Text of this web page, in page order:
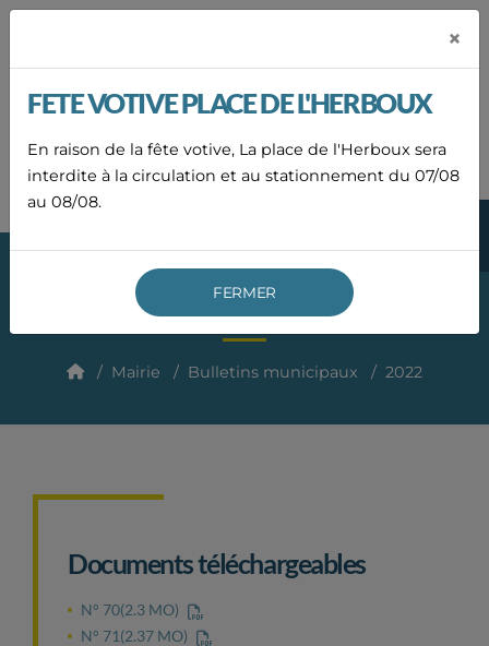
ACCUEILACTUALITÉSAGENDACONTACT
04
36
83
2022
Mairie Bulletins municipaux 2022
Documents téléchargeables
N° 70(2.3 MO)
N° 71(2.37 MO)
×
FETE VOTIVE PLACE DE L'HERBOUX
En raison de la fête votive, La place de l'Herboux sera
interdite à la circulation et au stationnement du 07/08
au 08/08.
FERMER
Panneau de gestion des cookies